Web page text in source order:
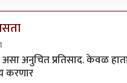
byअमरेंद्र बाहुबली
अनुचित प्रतिसाद. केवळ
करणार